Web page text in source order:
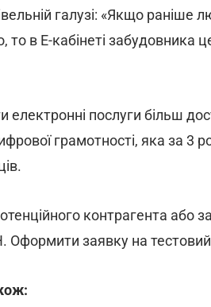
галузі: «Якщо раніше
то в Е-кабінеті забудовника
електронні послуги більш
грамотності, яка за 3
контрагента або
Оформити заявку на